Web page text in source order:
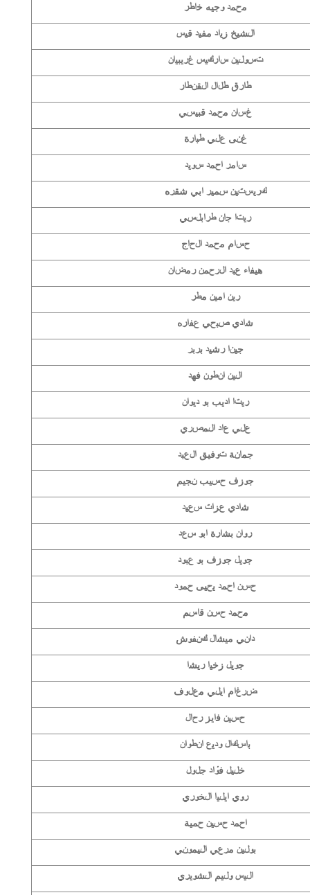
محمد وجيه خاطر
الشيخ زياد مفيد قيس
تسولين ساركيس غريبيان
طارق طلال القنطار
غسان محمد قبيسي
غنى علي طبارة
سامر احمد سويد
كريستين سمير ابي شقره
ريتا جان طرابلسي
حسام محمد الحاج
هيفاء عبد الرحمن رمضان
رين امين مطر
شادي صبحي عفاره
جينا رشيد بربر
الين انطون فهد
ريتا اديب بو ديوان
علي عاد المصري
جمانة توفيق العبد
جوزف حسيب نجيم
شادي عزات سعيد
روان بشارة ابو سعد
جويل جوزف بو عبود
حسن احمد يحيى حمود
محمد حسن قاسم
داني ميشال كنفوش
جويل زخيا ريشا
ضرغام ايلي معلوف
حسين فايز رحال
باسكال وديع انطوان
خليل فؤاد جلول
روي ايليا الخوري
احمد حسين حمية
بولين مرعي اليموني
اليس وليم الشويري